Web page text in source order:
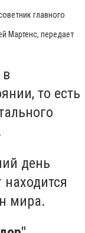
главного
Мартенс, передает
то есть
день
мира.